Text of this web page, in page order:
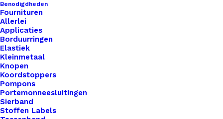
Benodigdheden
Fournituren
Allerlei
Applicaties
Borduurringen
Elastiek
Kleinmetaal
Knopen
Koordstoppers
Pompons
Portemonneesluitingen
Sierband
Stoffen Labels